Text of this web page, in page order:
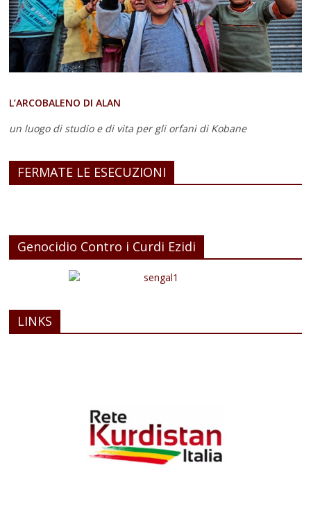
L’ARCOBALENO DI ALAN
un luogo di studio e di vita per gli orfani di Kobane
FERMATE LE ESECUZIONI
Genocidio Contro i Curdi Ezidi
LINKS